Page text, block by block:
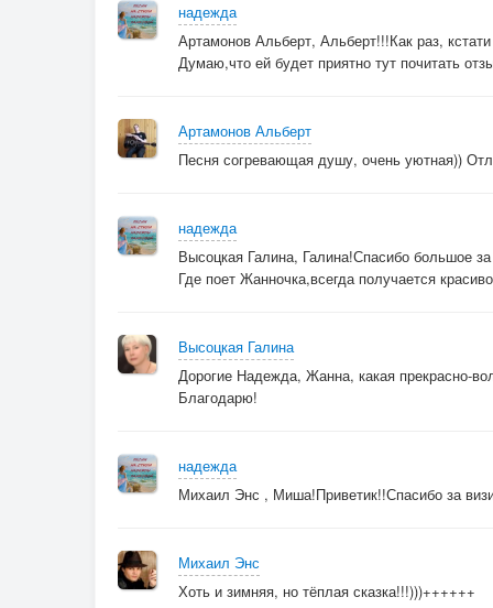
надежда
Артамонов Альберт, Альберт!!!Как раз,
Думаю,что ей будет приятно тут почитать
Артамонов Альберт
Песня согревающая душу, очень уютная))
надежда
Высоцкая Галина, Галина!Спасибо большое
Где поет Жанночка,всегда получается
Высоцкая Галина
Дорогие Надежда, Жанна, какая прекрасно-
Благодарю!
надежда
Михаил Энс , Миша!Приветик!!Спасибо за
Михаил Энс
Хоть и зимняя, но тёплая сказка!!!)))++++++